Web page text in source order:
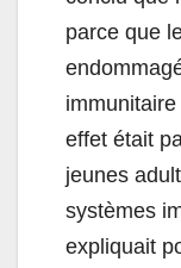
parce que
effet était
jeunes
systèmes
expliquait